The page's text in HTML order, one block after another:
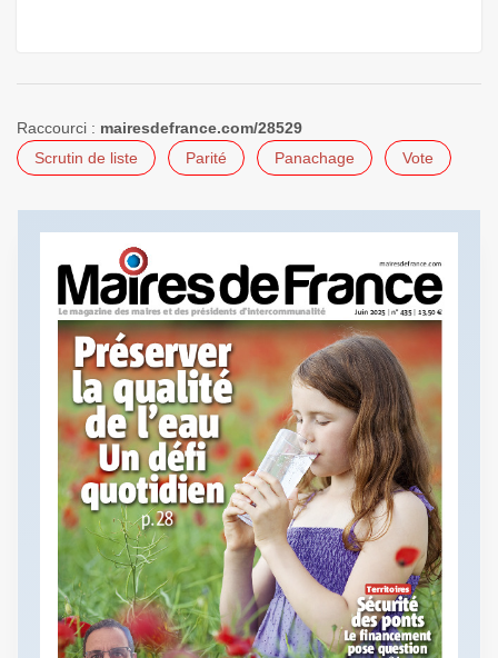
Raccourci : mairesdefrance.com/28529
Scrutin de liste
Parité Panachage Vote